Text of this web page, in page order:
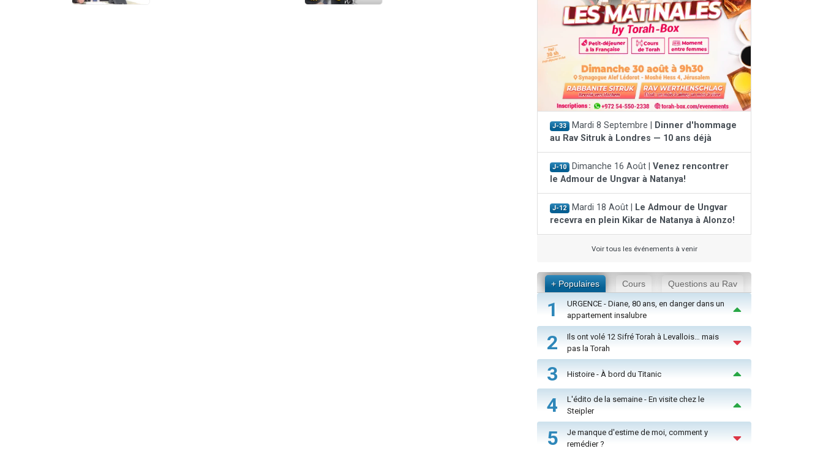
J-33 Mardi 8 Septembre |
Dinner d'hommage
au Rav Sitruk à Londres — 10 ans déjà
J-10 Dimanche 16 Août | Venez rencontrer
le Admour de Ungvar à Natanya!
J-12 Mardi 18 Août |
Le Admour de Ungvar
recevra en plein Kikar de Natanya à Alonzo!
Voir tous les événements à venir
+ Populaires Cours Questions au Rav
1
URGENCE - Diane, 80 ans, en danger dans un
appartement insalubre
2
Ils ont volé 12 Sifré Torah à Levallois… mais
pas la Torah
3 Histoire - À bord du Titanic
4
L'édito de la semaine - En visite chez le
Steipler
5
Je manque d'estime de moi, comment y
remédier ?